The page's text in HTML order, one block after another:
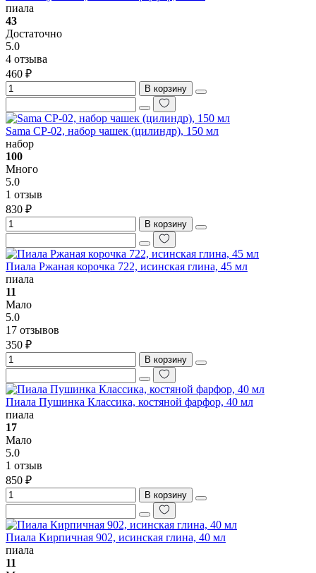
пиала
43
Достаточно
5.0
4 отзыва
460 ₽
В корзину
Sama CP-02, набор чашек (цилиндр), 150 мл
набор
100
Много
5.0
1 отзыв
830 ₽
В корзину
Пиала Ржаная корочка 722, исинская глина, 45 мл
пиала
11
Мало
5.0
17 отзывов
350 ₽
В корзину
Пиала Пушинка Классика, костяной фарфор, 40 мл
пиала
17
Мало
5.0
1 отзыв
850 ₽
В корзину
Пиала Кирпичная 902, исинская глина, 40 мл
пиала
11